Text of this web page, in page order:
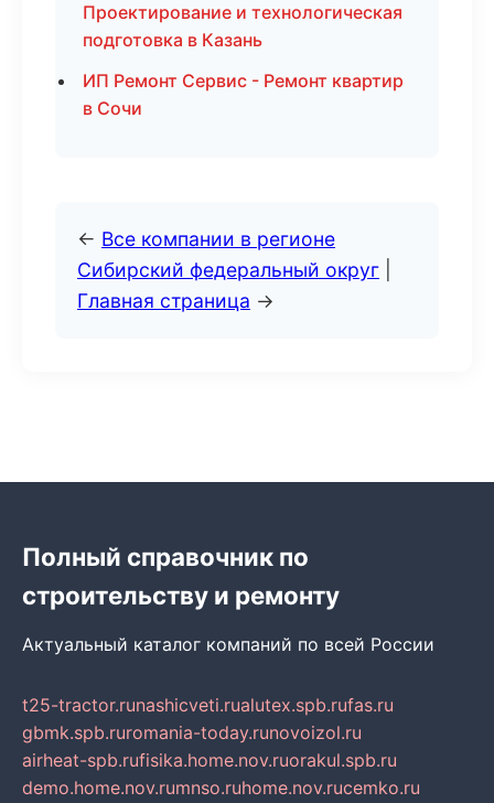
Проектирование и технологическая
подготовка в Казань
ИП Ремонт Сервис - Ремонт квартир
в Сочи
← Все компании в регионе
Сибирский федеральный округ
Главная страница →
Полный справочник по
строительству и ремонту
Актуальный каталог компаний по всей России
t25-tractor.runashicveti.rualutex.spb.rufas.ru
gbmk.spb.ruromania-today.runovoizol.ru
airheat-spb.rufisika.home.nov.ruorakul.spb.ru
demo.home.nov.rumnso.ruhome.nov.rucemko.ru